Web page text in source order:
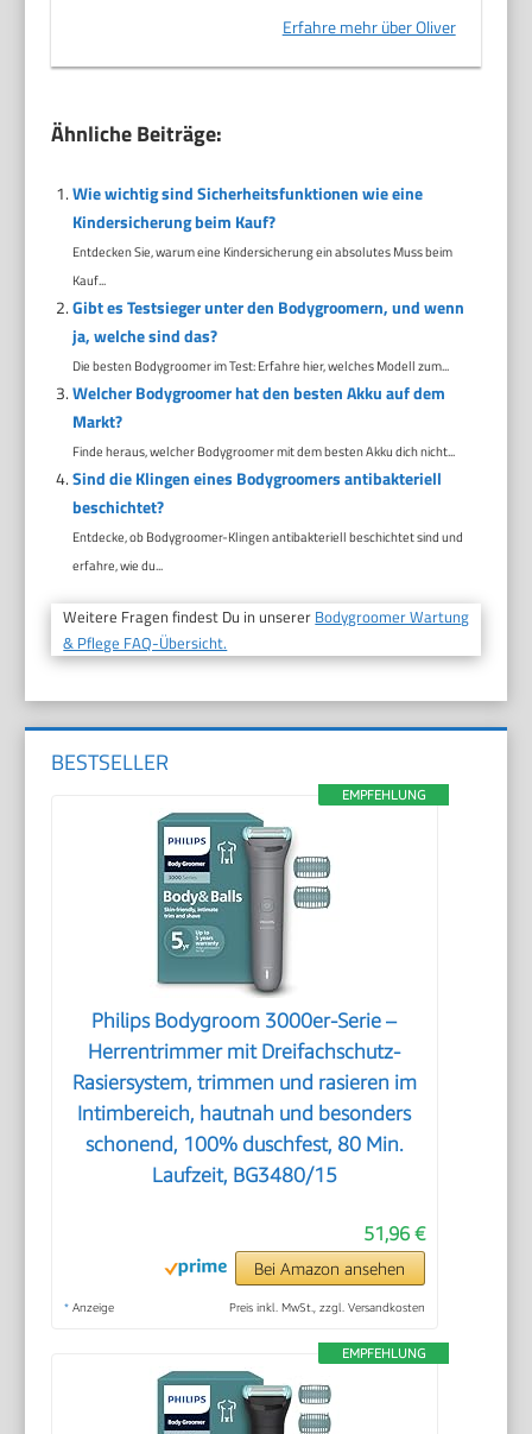
Erfahre mehr über Oliver
Ähnliche Beiträge:
Wie wichtig sind Sicherheitsfunktionen wie eine
Kindersicherung beim Kauf?
Entdecken Sie, warum eine Kindersicherung ein absolutes Muss beim
Kauf...
Gibt es Testsieger unter den Bodygroomern, und wenn
ja, welche sind das?
Die besten Bodygroomer im Test: Erfahre hier, welches Modell zum...
Welcher Bodygroomer hat den besten Akku auf dem
Markt?
Finde heraus, welcher Bodygroomer mit dem besten Akku dich nicht...
Sind die Klingen eines Bodygroomers antibakteriell
beschichtet?
Entdecke, ob Bodygroomer-Klingen antibakteriell beschichtet sind und
erfahre, wie du...
Weitere Fragen findest Du in unserer Bodygroomer Wartung
& Pflege FAQ-Übersicht.
BESTSELLER
EMPFEHLUNG
Philips Bodygroom 3000er-Serie –
Herrentrimmer mit Dreifachschutz-
Rasiersystem, trimmen und rasieren im
Intimbereich, hautnah und besonders
schonend, 100% duschfest, 80 Min.
Laufzeit, BG3480/15
51,96 €
Bei Amazon ansehen
* Anzeige Preis inkl. MwSt., zzgl. Versandkosten
EMPFEHLUNG